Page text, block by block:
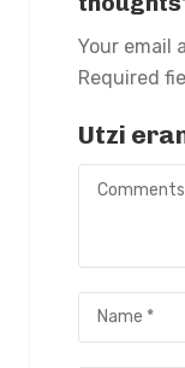
Your email
Required
Utzi